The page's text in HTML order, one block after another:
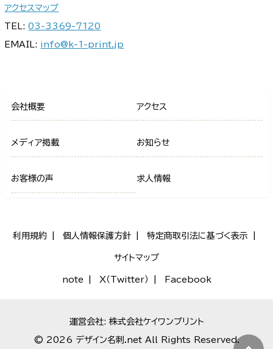
アクセスマップ
TEL:03-3369-7120
EMAIL: info@k-1-print.jp
会社概要 アクセス
メディア掲載 お知らせ
お客様の声 求人情報
利用規約 個人情報保護方針 特定商取引法に基づく表示
サイトマップ
note X（Twitter） Facebook
運営会社: 株式会社ケイワンプリント
© 2026 デザイン名刺.net All Rights Reserved.